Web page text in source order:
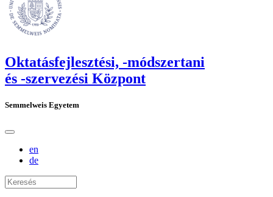
Oktatásfejlesztési, -módszertani
és -szervezési Központ
Semmelweis Egyetem
en
de